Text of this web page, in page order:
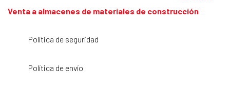
Venta a almacenes de materiales de construcción
Política de seguridad
Política de envío